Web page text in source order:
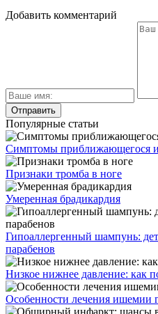
Добавить комментарий
Популярные статьи
Симптомы приближающегося
Признаки тромба в ноге
Умеренная брадикардия
Гипоаллергенный шампунь:
парабенов
Низкое нижнее давление: как
Особенности лечения ишемии